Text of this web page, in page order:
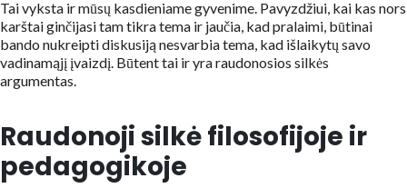
Tai vyksta ir mūsų kasdieniame gyvenime. Pavyzdžiui, kai kas nors
karštai ginčijasi tam tikra tema ir jaučia, kad pralaimi, būtinai
bando nukreipti diskusiją nesvarbia tema, kad išlaikytų savo
vadinamąjį įvaizdį. Būtent tai ir yra raudonosios silkės
argumentas.
Raudonoji silkė filosofijoje ir
pedagogikoje